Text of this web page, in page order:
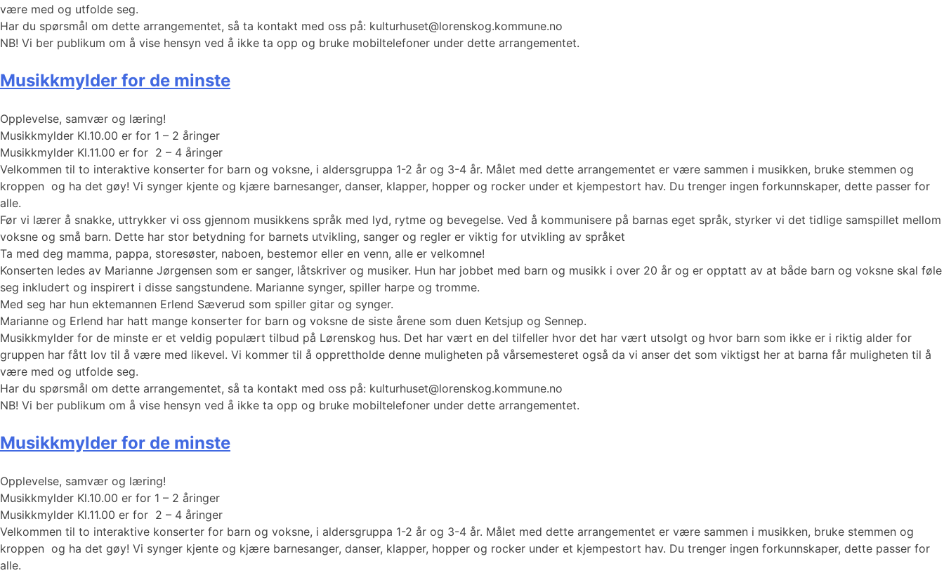
være med og utfolde seg.
Har du spørsmål om dette arrangementet, så ta kontakt med oss på: kulturhuset@lorenskog.kommune.no
NB! Vi ber publikum om å vise hensyn ved å ikke ta opp og bruke mobiltelefoner under dette arrangementet.
Musikkmylder for de minste
Opplevelse, samvær og læring!
Musikkmylder Kl.10.00 er for 1 – 2 åringer
Musikkmylder Kl.11.00 er for 2 – 4 åringer
Velkommen til to interaktive konserter for barn og voksne, i aldersgruppa 1-2 år og 3-4 år. Målet med dette arrangementet er være sammen i musikken, bruke stemmen og
kroppen og ha det gøy! Vi synger kjente og kjære barnesanger, danser, klapper, hopper og rocker under et kjempestort hav. Du trenger ingen forkunnskaper, dette passer for
alle.
Før vi lærer å snakke, uttrykker vi oss gjennom musikkens språk med lyd, rytme og bevegelse. Ved å kommunisere på barnas eget språk, styrker vi det tidlige samspillet mellom
voksne og små barn. Dette har stor betydning for barnets utvikling, sanger og regler er viktig for utvikling av språket
Ta med deg mamma, pappa, storesøster, naboen, bestemor eller en venn, alle er velkomne!
Konserten ledes av Marianne Jørgensen som er sanger, låtskriver og musiker. Hun har jobbet med barn og musikk i over 20 år og er opptatt av at både barn og voksne skal føle
seg inkludert og inspirert i disse sangstundene. Marianne synger, spiller harpe og tromme.
Med seg har hun ektemannen Erlend Sæverud som spiller gitar og synger.
Marianne og Erlend har hatt mange konserter for barn og voksne de siste årene som duen Ketsjup og Sennep.
Musikkmylder for de minste er et veldig populært tilbud på Lørenskog hus. Det har vært en del tilfeller hvor det har vært utsolgt og hvor barn som ikke er i riktig alder for
gruppen har fått lov til å være med likevel. Vi kommer til å opprettholde denne muligheten på vårsemesteret også da vi anser det som viktigst her at barna får muligheten til å
være med og utfolde seg.
Har du spørsmål om dette arrangementet, så ta kontakt med oss på: kulturhuset@lorenskog.kommune.no
NB! Vi ber publikum om å vise hensyn ved å ikke ta opp og bruke mobiltelefoner under dette arrangementet.
Musikkmylder for de minste
Opplevelse, samvær og læring!
Musikkmylder Kl.10.00 er for 1 – 2 åringer
Musikkmylder Kl.11.00 er for 2 – 4 åringer
Velkommen til to interaktive konserter for barn og voksne, i aldersgruppa 1-2 år og 3-4 år. Målet med dette arrangementet er være sammen i musikken, bruke stemmen og
kroppen og ha det gøy! Vi synger kjente og kjære barnesanger, danser, klapper, hopper og rocker under et kjempestort hav. Du trenger ingen forkunnskaper, dette passer for
alle.